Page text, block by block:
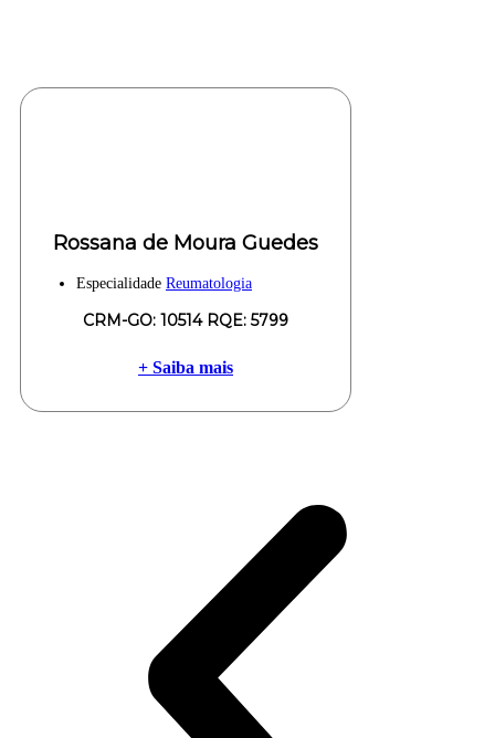
Rossana de Moura Guedes
Especialidade Reumatologia
CRM-GO: 10514 RQE: 5799
+ Saiba mais